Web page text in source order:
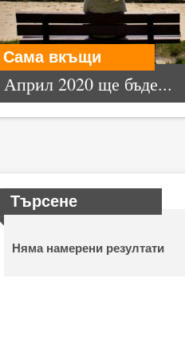
Сама вкъщи
Април 2020 ще бъде...
Търсене
Няма намерени резултати